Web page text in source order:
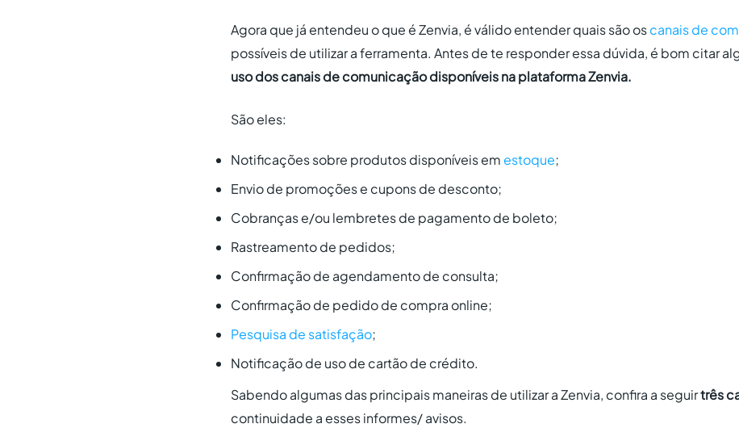
Agora que já entendeu o que é Zenvia, é válido entender quais são oscanais de
possíveis de utilizar a ferramenta. Antes de te responder essa dúvida, é bom citar
uso dos canais de comunicação disponíveis na plataforma Zenvia.
São eles:
Notificações sobre produtos disponíveis em estoque;
Envio de promoções e cupons de desconto;
Cobranças e/ou lembretes de pagamento de boleto;
Rastreamento de pedidos;
Confirmação de agendamento de consulta;
Confirmação de pedido de compra online;
Pesquisa de satisfação;
Notificação de uso de cartão de crédito.
Sabendo algumas das principais maneiras de utilizar a Zenvia, confira a seguirtrês
continuidade a esses informes/ avisos.